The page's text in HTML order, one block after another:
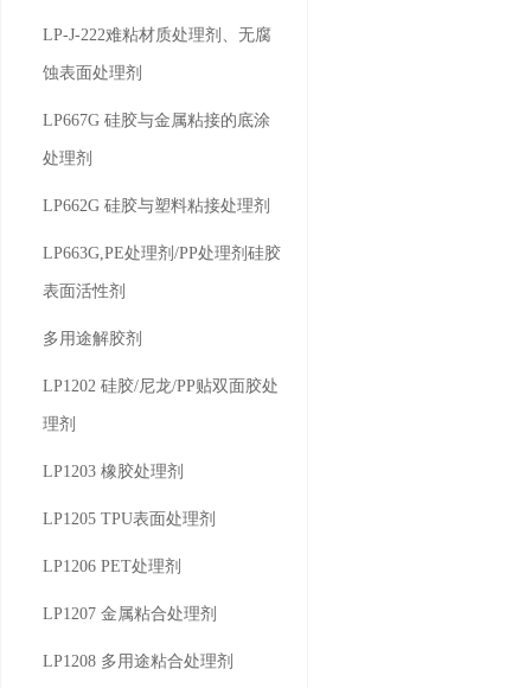
LP-J-222难粘材质处理剂、无腐
蚀表面处理剂
LP667G 硅胶与金属粘接的底涂
处理剂
LP662G 硅胶与塑料粘接处理剂
LP663G,PE处理剂/PP处理剂硅胶
表面活性剂
多用途解胶剂
LP1202 硅胶/尼龙/PP贴双面胶处
理剂
LP1203 橡胶处理剂
LP1205 TPU表面处理剂
LP1206 PET处理剂
LP1207 金属粘合处理剂
LP1208 多用途粘合处理剂